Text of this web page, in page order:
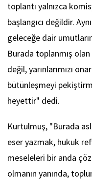
toplantı yalnızca
başlangıcı değildir.
geleceğe dair
Burada toplanmış
değil, yarınlarımızı
bütünleşmeyi
heyettir" dedi.
Kurtulmuş, "Burada
eser yazmak, hukuk
meseleleri bir anda
olmanın yanında,